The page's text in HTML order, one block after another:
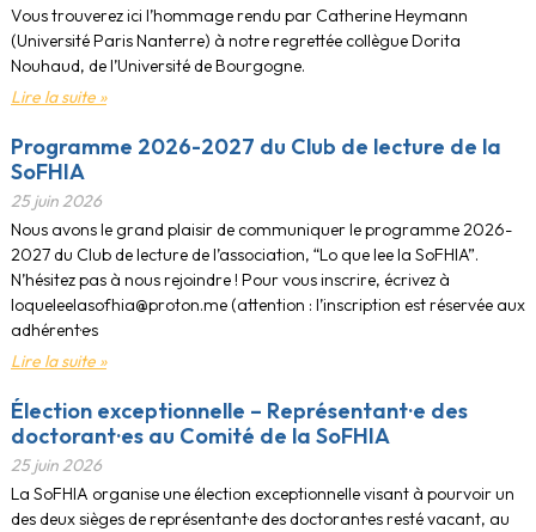
Vous trouverez ici l’hommage rendu par Catherine Heymann
(Université Paris Nanterre) à notre regrettée collègue Dorita
Nouhaud, de l’Université de Bourgogne.
Lire la suite »
Programme 2026-2027 du Club de lecture de la
SoFHIA
25 juin 2026
Nous avons le grand plaisir de communiquer le programme 2026-
2027 du Club de lecture de l’association, “Lo que lee la SoFHIA”.
N’hésitez pas à nous rejoindre ! Pour vous inscrire, écrivez à
loqueleelasofhia@proton.me (attention : l’inscription est réservée aux
adhérent·e·s
Lire la suite »
Élection exceptionnelle – Représentant·e des
doctorant·es au Comité de la SoFHIA
25 juin 2026
La SoFHIA organise une élection exceptionnelle visant à pourvoir un
des deux sièges de représentant·e des doctorant·es resté vacant, au